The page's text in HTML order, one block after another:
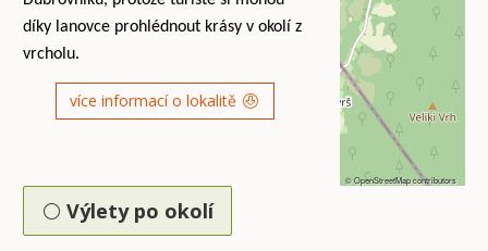
díky lanovce prohlédnout krásy v okolí z
vrcholu.
více informací o lokalitě
©OpenStreetMapcontributors
Výlety po okolí